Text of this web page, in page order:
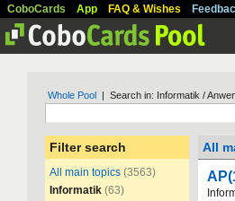
CoboCards App FAQ & Wishes
Whole Pool | Search in: Informatik /
Filter search
All main topics (3563)
Informatik (63)
All